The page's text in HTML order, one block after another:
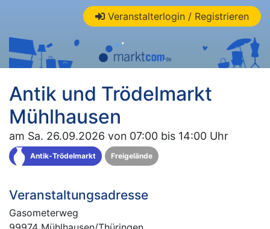
Veranstalterlogin / Registrieren
Antik und Trödelmarkt
Mühlhausen
am Sa. 26.09.2026 von 07:00 bis 14:00 Uhr
Antik-Trödelmarkt Freigelände
Veranstaltungsadresse
Gasometerweg